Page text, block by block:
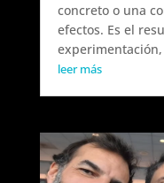
concreto o una
efectos. Es el
leer más